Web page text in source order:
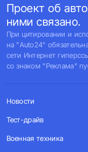
Проект об
ними связано.
При цитировании и
на "Auto24"
сети Интернет
со знаком "Реклама"
Новости
Тест-драйв
Военная техника